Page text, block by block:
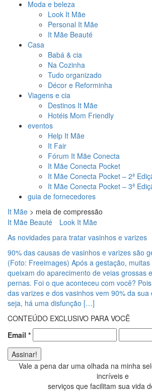
Moda e beleza
Look It Mãe
Personal It Mãe
It Mãe Beauté
Casa
Babá & cia
Na Cozinha
Tudo organizado
Décor e Reforminha
Viagens e cia
Destinos It Mãe
Hotéis Mom Friendly
eventos
Help It Mãe
It Fair
Fórum It Mãe Conecta
It Mãe Conecta Pocket
It Mãe Conecta Pocket – 2ª
It Mãe Conecta Pocket – 3ª
guia de fornecedores
It Mãe > meia de compressão
It Mãe Beauté
Look It Mãe
As novidades para tratar vasinhos e varizes
90% das causas de vasinhos e varizes são
(Foto: Freeimages) Após a gestação,
queixam do aparecimento de veias grossas
pernas. Foi o que aconteceu com você?
das varizes e dos vasinhos vem 90% da sua
seja, há uma disfunção […]
CONTEÚDO EXCLUSIVO PARA VOCÊ
Email *
Vale a pena dar uma olhada na minha
incríveis e
serviços que facilitam sua vida